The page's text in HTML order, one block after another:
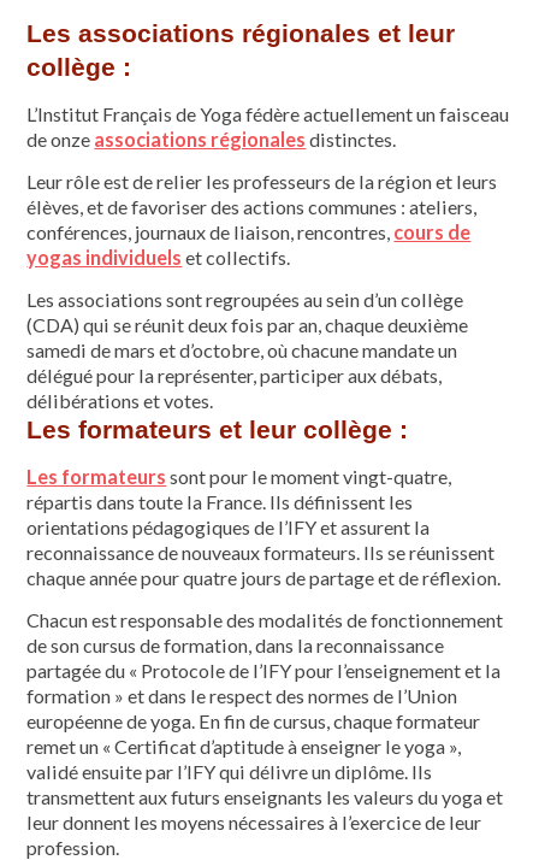
Les associations régionales et leur
collège :
L’Institut Français de Yoga fédère actuellement un faisceau
de onze associations régionales distinctes.
Leur rôle est de relier les professeurs de la région et leurs
élèves, et de favoriser des actions communes : ateliers,
conférences, journaux de liaison, rencontres, cours de
yogas individuels et collectifs.
Les associations sont regroupées au sein d’un collège
(CDA) qui se réunit deux fois par an, chaque deuxième
samedi de mars et d’octobre, où chacune mandate un
délégué pour la représenter, participer aux débats,
délibérations et votes.
Les formateurs et leur collège :
Les formateurs sont pour le moment vingt-quatre,
répartis dans toute la France. Ils définissent les
orientations pédagogiques de l’IFY et assurent la
reconnaissance de nouveaux formateurs. Ils se réunissent
chaque année pour quatre jours de partage et de réflexion.
Chacun est responsable des modalités de fonctionnement
de son cursus de formation, dans la reconnaissance
partagée du « Protocole de l’IFY pour l’enseignement et la
formation » et dans le respect des normes de l’Union
européenne de yoga. En fin de cursus, chaque formateur
remet un « Certificat d’aptitude à enseigner le yoga »,
validé ensuite par l’IFY qui délivre un diplôme. Ils
transmettent aux futurs enseignants les valeurs du yoga et
leur donnent les moyens nécessaires à l’exercice de leur
profession.